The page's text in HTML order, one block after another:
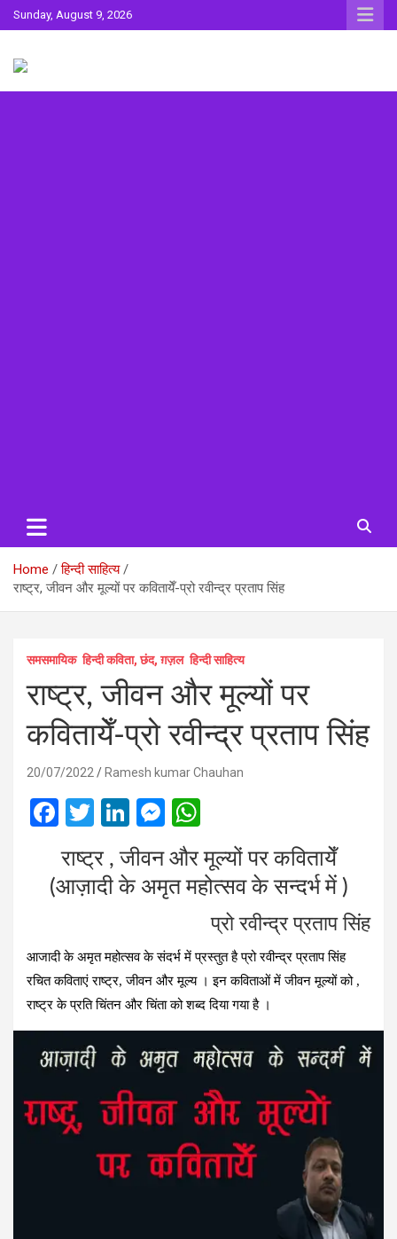
Skip
to
Sunday, August 9, 2026
Surta
Home
हिन्दी साहित्य
राष्ट्र, जीवन और मूल्यों पर कवितायेँ-प्रो रवीन्द्र प्रताप सिंह
समसमायिक हिन्दी कविता, छंद, ग़ज़ल हिन्दी साहित्य
राष्ट्र, जीवन और मूल्यों पर
कवितायेँ-प्रो रवीन्द्र प्रताप सिंह
20/07/2022 Ramesh kumar Chauhan
F
ce
b
o
k
T
tt
er
Li
n
ke
dI
M
es
se
n
er
at
s
A
p
p
राष्ट्र , जीवन और मूल्यों पर कवितायेँ
(आज़ादी के अमृत महोत्सव के सन्दर्भ में )
प्रो रवीन्द्र प्रताप सिंह
आजादी के अमृत महोत्‍सव के संदर्भ में प्रस्‍तुत है प्रो रवीन्‍द्र प्रताप सिंह
रचित कविताएं राष्‍ट्र, जीवन और मूल्‍य । इन कविताओं में जीवन मूल्‍यों को ,
राष्‍ट्र के प्रति चिंतन और चिंता को शब्‍द दिया गया है ।